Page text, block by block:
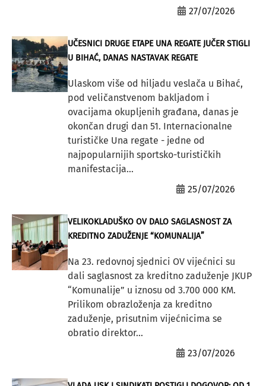
27/07/2026
UČESNICI DRUGE ETAPE UNA REGATE JUČER STIGLI
U BIHAĆ, DANAS NASTAVAK REGATE
Ulaskom više od hiljadu veslača u Bihać,
pod veličanstvenom bakljadom i
ovacijama okupljenih građana, danas je
okončan drugi dan 51. Internacionalne
turističke Una regate - jedne od
najpopularnijih sportsko-turističkih
manifestacija...
25/07/2026
VELIKOKLADUŠKO OV DALO SAGLASNOST ZA
KREDITNO ZADUŽENJE “KOMUNALIJA”
Na 23. redovnoj sjednici OV vijećnici su
dali saglasnost za kreditno zaduženje JKUP
“Komunalije” u iznosu od 3.700 000 KM.
Prilikom obrazloženja za kreditno
zaduženje, prisutnim vijećnicima se
obratio direktor...
23/07/2026